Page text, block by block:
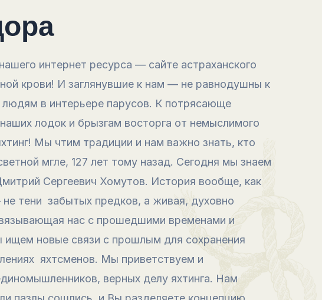
интернет ресурса — сайте астраханского
крови! И заглянувшие к нам — не равнодушны к
в интерьере парусов. К потрясающе
лодок и брызгам восторга от немыслимого
Мы чтим традиции и нам важно знать, кто
мгле, 127 лет тому назад. Сегодня мы знаем
Сергеевич Хомутов. История вообще, как
не тени забытых предков, а живая, духовно
нас с прошедшими временами и
новые связи с прошлым для сохранения
яхтсменов. Мы приветствуем и
верных делу яхтинга. Нам